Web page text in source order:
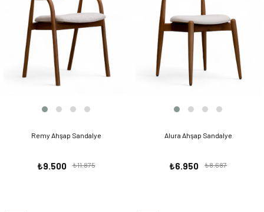
Remy Ahşap Sandalye
₺9.500 ₺11.875
Alura Ahşap Sandalye
₺6.950 ₺8.687